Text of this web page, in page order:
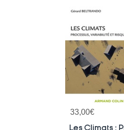
33,00€